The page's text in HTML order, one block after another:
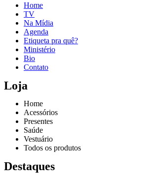
Home
TV
Na Mídia
Agenda
Etiqueta pra quê?
Ministério
Bio
Contato
Loja
Home
Acessórios
Presentes
Saúde
Vestuário
Todos os produtos
Destaques